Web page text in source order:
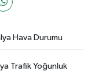
Hava Durumu
Trafik Yoğunluk